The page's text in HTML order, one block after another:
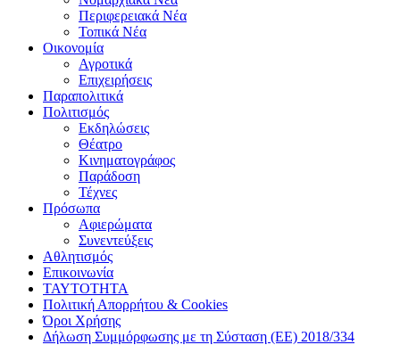
Περιφερειακά Νέα
Τοπικά Νέα
Οικονομία
Αγροτικά
Επιχειρήσεις
Παραπολιτικά
Πολιτισμός
Εκδηλώσεις
Θέατρο
Κινηματογράφος
Παράδοση
Τέχνες
Πρόσωπα
Αφιερώματα
Συνεντεύξεις
Αθλητισμός
Επικοινωνία
ΤΑΥΤΟΤΗΤΑ
Πολιτική Απορρήτου & Cookies
Όροι Χρήσης
Δήλωση Συμμόρφωσης με τη Σύσταση (ΕΕ) 2018/334